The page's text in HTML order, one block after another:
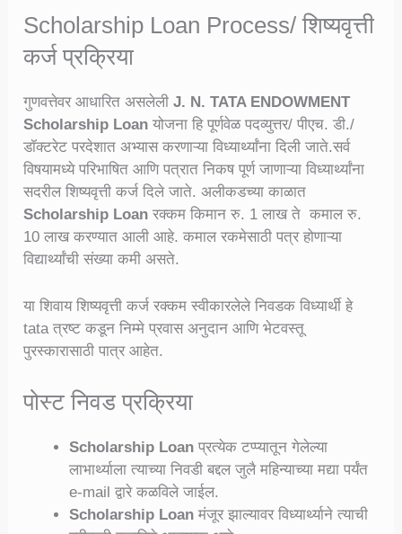
Scholarship Loan Process/ शिष्यवृत्ती
कर्ज प्रक्रिया
गुणवत्तेवर आधारित असलेलीJ. N. TATA ENDOWMENT
Scholarship Loan योजना हि पूर्णवेळ पदव्युत्तर/ पीएच. डी./
डॉक्टरेट परदेशात अभ्यास करणाऱ्या विध्यार्थ्यांना दिली जाते.सर्व
विषयामध्ये परिभाषित आणि पत्रात निकष पूर्ण जाणाऱ्या विध्यार्थ्यांना
सदरील शिष्यवृत्ती कर्ज दिले जाते. अलीकडच्या काळात
Scholarship Loan रक्कम किमान रु. 1 लाख ते कमाल रु.
10 लाख करण्यात आली आहे. कमाल रकमेसाठी पत्र होणाऱ्या
विद्यार्थ्यांची संख्या कमी असते.
या शिवाय शिष्यवृत्ती कर्ज रक्कम स्वीकारलेले निवडक विध्यार्थी हे
tata त्रष्ट कडून निम्मे प्रवास अनुदान आणि भेटवस्तू
पुरस्कारासाठी पात्र आहेत.
पोस्ट निवड प्रक्रिया
Scholarship Loan प्रत्येक टप्प्यातून गेलेल्या
लाभार्थ्याला त्याच्या निवडी बद्दल जुलै महिन्याच्या मद्या पर्यंत
e-mail द्वारे कळविले जाईल.
Scholarship Loan मंजूर झाल्यावर विध्यार्थ्याने त्याची